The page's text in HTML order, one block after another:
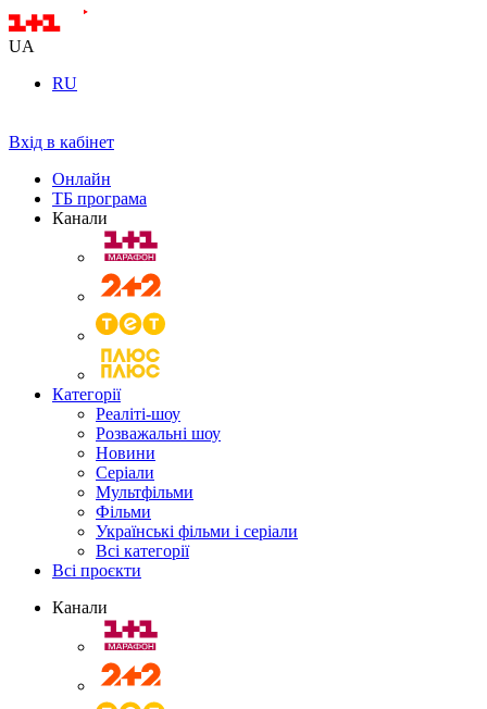
UA
RU
Вхід в кабінет
Онлайн
ТБ програма
Канали
Категорії
Реаліті-шоу
Розважальні шоу
Новини
Серіали
Мультфільми
Фільми
Українські фільми і серіали
Всі категорії
Всі проєкти
Канали